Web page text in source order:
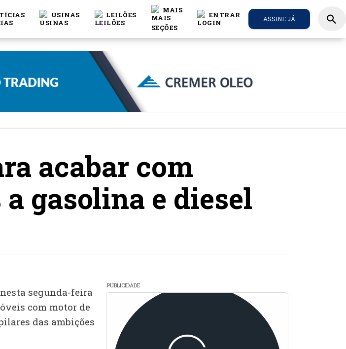
USINAS LEILÕES
MAIS
ENTRAR ASSINE JÁ search
acabar com
gasolina e diesel
segunda-feira
com motor de
das ambições
PUBLICIDADE